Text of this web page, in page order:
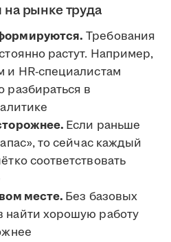
рынке труда
Требования
растут. Например,
и HR-специалистам
разбираться в
Если раньше
то сейчас каждый
соответствовать
месте. Без базовых
хорошую работу